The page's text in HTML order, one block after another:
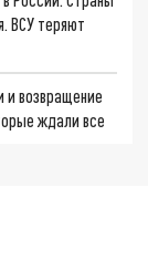
ВСУ теряют
и возвращение
ждали все